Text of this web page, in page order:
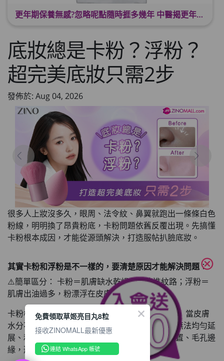
更年期保養無感?忽略呢點隨時捱多幾年 中醫揭更年保養關鍵 輕鬆舒適渡過更年期
底妝總是卡粉？浮粉？
超完美底妝只需2步
發佈於: Aug 04, 2026
很多人上妝沒多久，眼周、法令紋、鼻翼就跑出一條條白色
粉線，明明換了昂貴粉底，卡粉問題依舊反覆出現。先搞懂
卡粉根本成因，才能從源頭解決，打造服帖扒臉底妝。
其實卡粉和浮粉是不一樣的，要清楚原因才能解決問題：
⚠️簡單區分： 卡粉＝肌膚缺水乾燥，粉陷進紋路；浮粉＝
肌膚出油過多，粉漂浮在皮膚表層。
卡粉核心根源：肌膚乾燥缺水、角質層粗糙翹皮。 當皮膚
水分不足，表面佈滿細微乾紋、老廢脫屑，底妝無法均勻延
展、和肌膚融合，粉體直接堆積在紋理、乾裂位置、毛孔邊
緣，形成類似溝壑的白線。
cancel
免費領取草姬亮目丸8粒
接收ZINOMALL最新優惠
連結 WhatsApp 帳號